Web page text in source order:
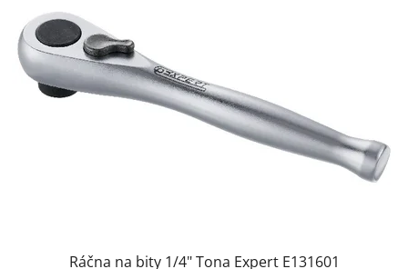
Ráčna na bity 1/4" Tona Expert E131601